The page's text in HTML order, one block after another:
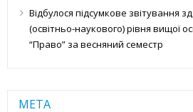
Відбулося підсумкове звітування
(освітньо-наукового) рівня вищої
“Право” за весняний семестр
МЕТА